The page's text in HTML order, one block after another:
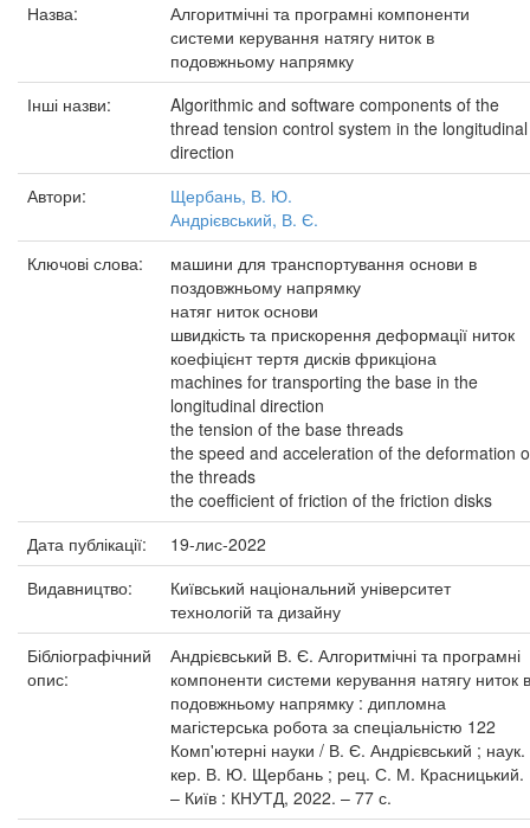
Назва:
Алгоритмічні та програмні компоненти
системи керування натягу ниток в
подовжньому напрямку
Інші назви:
Algorithmic and software components of the
thread tension control system in the longitudinal
direction
Автори:
Щербань, В. Ю.
Андрієвський, В. Є.
Ключові слова:
машини для транспортування основи в
поздовжньому напрямку
натяг ниток основи
швидкість та прискорення деформації ниток
коефіцієнт тертя дисків фрикціона
machines for transporting the base in the
longitudinal direction
the tension of the base threads
the speed and acceleration of the deformation
the threads
the coefficient of friction of the friction disks
Дата публікації:
19-лис-2022
Видавництво:
Київський національний університет
технологій та дизайну
Бібліографічний
опис:
Андрієвський В. Є. Алгоритмічні та програмні
компоненти системи керування натягу ниток в
подовжньому напрямку : дипломна
магістерська робота за спеціальністю 122
Комп'ютерні науки / В. Є. Андрієвський ; наук.
кер. В. Ю. Щербань ; рец. С. М. Красницький.
– Київ : КНУТД, 2022. – 77 с.